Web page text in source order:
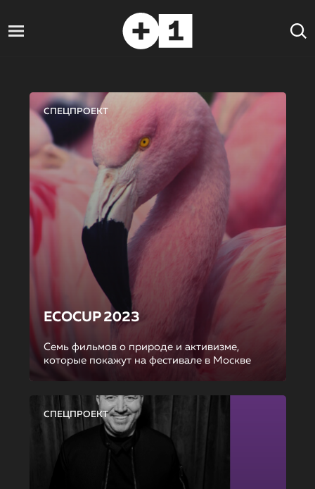
СПЕЦПРОЕКТ
ECOCUP 2023
Семь фильмов о природе и активизме,
которые покажут на фестивале в Москве
СПЕЦПРОЕКТ